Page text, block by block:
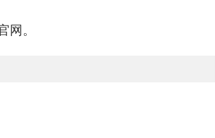
网。